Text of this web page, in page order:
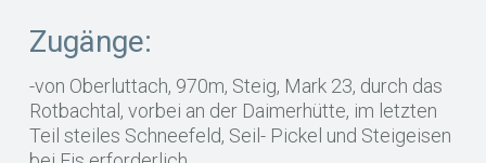
Zugänge:
-von Oberluttach, 970m, Steig, Mark 23, durch das
Rotbachtal, vorbei an der Daimerhütte, im letzten
Teil steiles Schneefeld, Seil- Pickel und Steigeisen